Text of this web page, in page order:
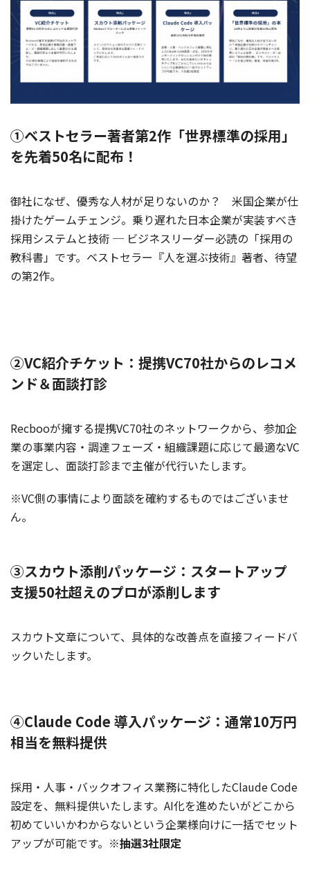
①ベストセラー著者第2作「世界標準の採用」
を先着50名に配布！
御社になぜ、優秀な人材が足りないのか？ 米国企業が仕
掛けたゲームチェンジ。乗り遅れた日本企業が実装すべき
採用システムと技術 ─ ビジネスリーダー必読の「採用の
教科書」です。ベストセラー『人を選ぶ技術』著者、待望
の第2作。
②VC紹介チケット：提携VC70社からのレコメ
ンド＆面談打診
Recbooが擁する提携VC70社のネットワークから、参加企
業の事業内容・調達フェーズ・組織課題に応じて最適なVC
を選定し、面談打診まで主催が代行いたします。
※VC側の事情により面談を確約するものではございませ
ん。
③スカウト添削パッケージ：スタートアップ
支援50社超えのプロが添削します
スカウト文章について、具体的な改善点を直接フィードバ
ックいたします。
④Claude Code 導入パッケージ：通常10万円
相当を無料提供
採用・人事・バックオフィス業務に特化したClaude Code
設定を、無料提供いたします。AI化を進めたいがどこから
初めていいかわからないという企業様向けに一括でセット
アップが可能です。 ※抽選3社限定